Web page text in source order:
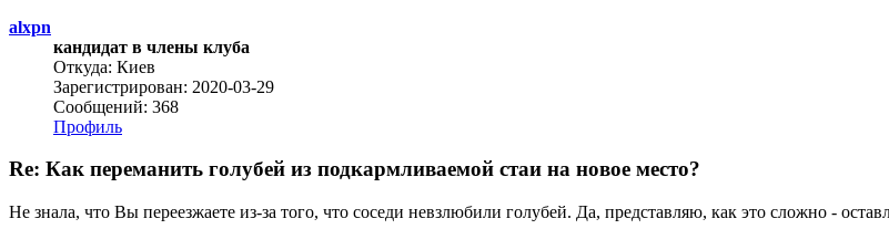
alxpn
кандидат в члены клуба
Откуда: Киев
Зарегистрирован: 2020-03-29
Сообщений: 368
Профиль
Re: Как переманить голубей из подкармливаемой стаи на новое место?
Не знала, что Вы переезжаете из-за того, что соседи невзлюбили голубей. Да, представляю, как это сложно -